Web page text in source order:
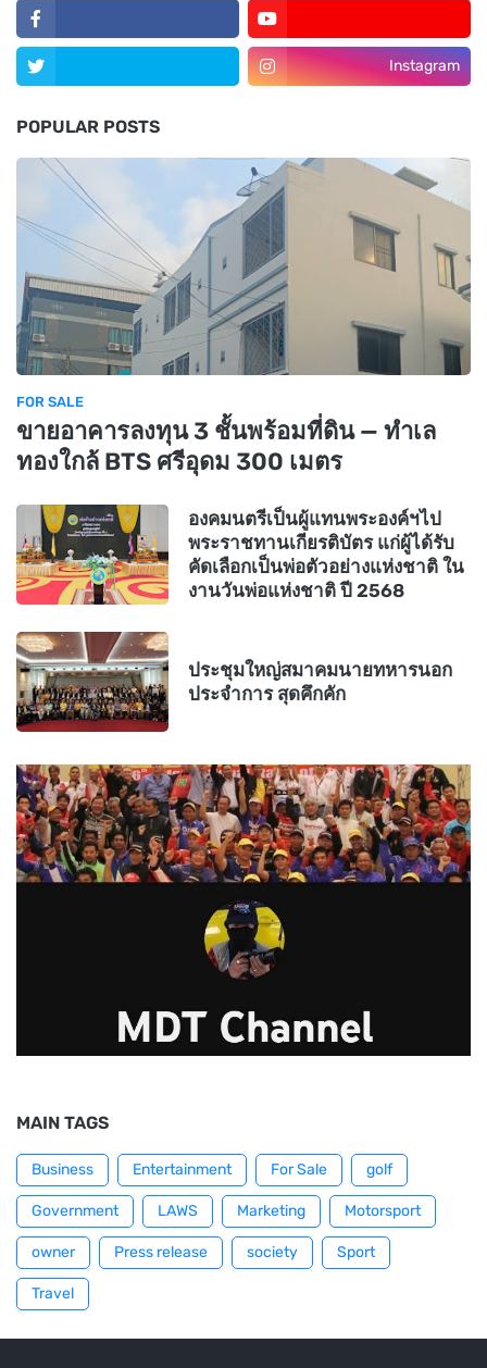
Instagram
POPULAR POSTS
FOR SALE
ขายอาคารลงทุน 3 ชั้นพร้อมที่ดิน — ทำเล
ทองใกล้ BTS ศรีอุดม 300 เมตร
องคมนตรีเป็นผู้แทนพระองค์ฯไป
พระราชทานเกียรติบัตร แก่ผู้ได้รับ
คัดเลือกเป็นพ่อตัวอย่างแห่งชาติ ใน
งานวันพ่อแห่งชาติ ปี 2568
ประชุมใหญ่สมาคมนายทหารนอก
ประจำการ สุดคึกคัก
MAIN TAGS
Business Entertainment For Sale golf
Government LAWS Marketing Motorsport
owner Press release society Sport
Travel